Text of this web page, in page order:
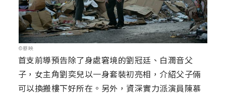
©華映
首支前導預告除了身處窘境的劉冠廷、白潤音父
子，女主角劉奕兒以一身套裝初亮相，介紹父子倆
可以換搬樓下好所在。另外，資深實力派演員陳慕